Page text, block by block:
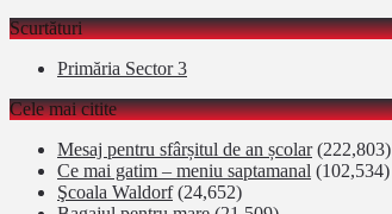
Scurtături
Primăria Sector 3
Cele mai citite
Mesaj pentru sfârșitul de an școlar (222,803)
Ce mai gatim – meniu saptamanal (102,534)
Şcoala Waldorf (24,652)